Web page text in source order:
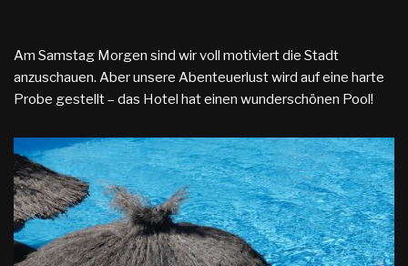
Am Samstag Morgen sind wir voll motiviert die Stadt
anzuschauen. Aber unsere Abenteuerlust wird auf eine harte
Probe gestellt – das Hotel hat einen wunderschönen Pool!